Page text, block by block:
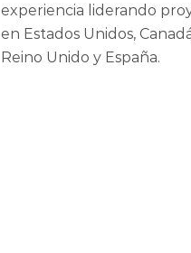
experiencia liderando
en Estados Unidos,